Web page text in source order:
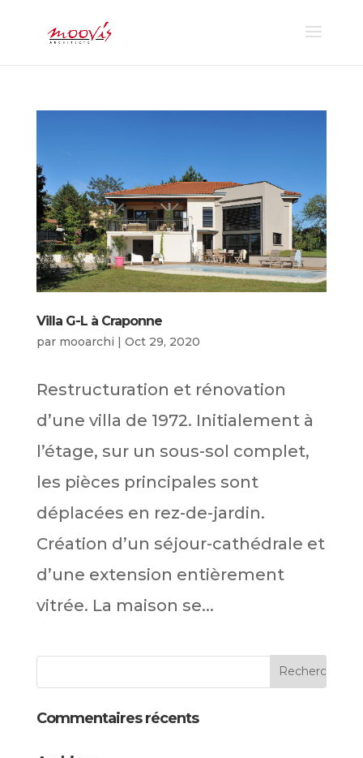
Villa G-L à Craponne
par mooarchi | Oct 29, 2020
Restructuration et rénovation
d’une villa de 1972. Initialement à
l’étage, sur un sous-sol complet,
les pièces principales sont
déplacées en rez-de-jardin.
Création d’un séjour-cathédrale et
d’une extension entièrement
vitrée. La maison se...
Commentaires récents